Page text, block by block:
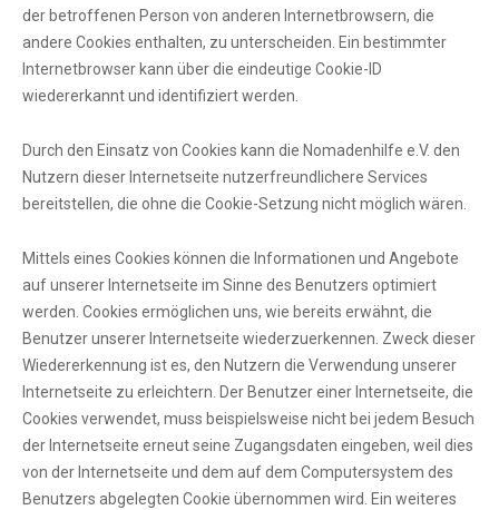
der betroffenen Person von anderen Internetbrowsern, die
andere Cookies enthalten, zu unterscheiden. Ein bestimmter
Internetbrowser kann über die eindeutige Cookie-ID
wiedererkannt und identifiziert werden.
Durch den Einsatz von Cookies kann die Nomadenhilfe e.V. den
Nutzern dieser Internetseite nutzerfreundlichere Services
bereitstellen, die ohne die Cookie-Setzung nicht möglich wären.
Mittels eines Cookies können die Informationen und Angebote
auf unserer Internetseite im Sinne des Benutzers optimiert
werden. Cookies ermöglichen uns, wie bereits erwähnt, die
Benutzer unserer Internetseite wiederzuerkennen. Zweck dieser
Wiedererkennung ist es, den Nutzern die Verwendung unserer
Internetseite zu erleichtern. Der Benutzer einer Internetseite, die
Cookies verwendet, muss beispielsweise nicht bei jedem Besuch
der Internetseite erneut seine Zugangsdaten eingeben, weil dies
von der Internetseite und dem auf dem Computersystem des
Benutzers abgelegten Cookie übernommen wird. Ein weiteres